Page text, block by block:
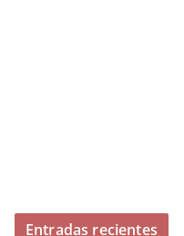
Entradas recientes